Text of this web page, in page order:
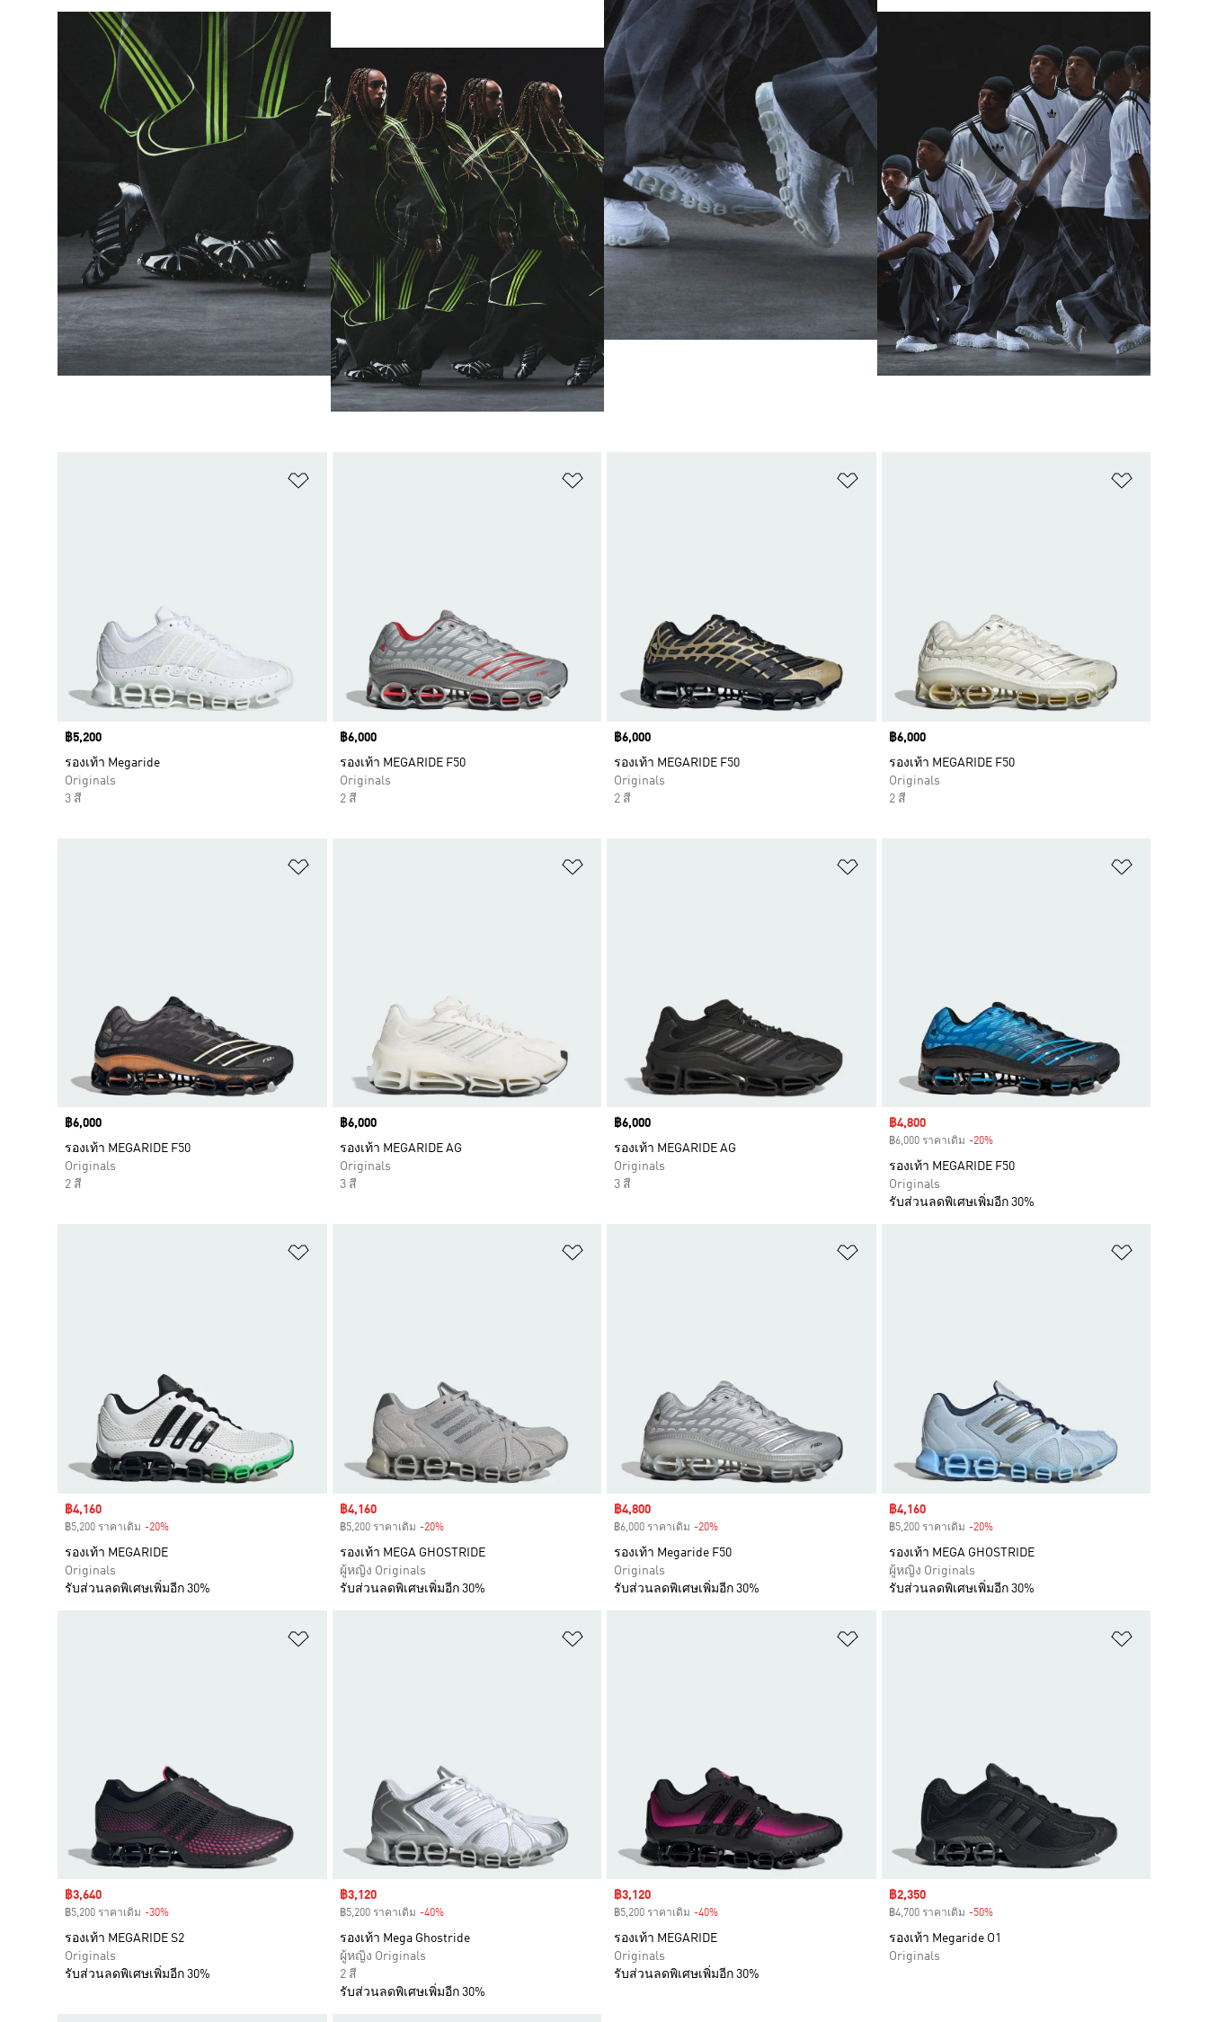
Price
฿5,200
รองเท้า Megaride
Originals
3 สี
Price
฿6,000
รองเท้า MEGARIDE F50
Originals
2 สี
Price
฿6,000
รองเท้า MEGARIDE F50
Originals
2 สี
Price
฿6,000
รองเท้า MEGARIDE F50
Originals
2 สี
Price
฿6,000
รองเท้า MEGARIDE F50
Originals
2 สี
Price
฿6,000
รองเท้า MEGARIDE AG
Originals
3 สี
Price
฿6,000
รองเท้า MEGARIDE AG
Originals
3 สี
Sale price
฿4,800
฿6,000 ราคาเดิม -20%Discount
รองเท้า MEGARIDE F50
Originals
รับส่วนลดพิเศษเพิ่มอีก 30%
Sale price
฿4,160
฿5,200 ราคาเดิม -20%
รองเท้า MEGARIDE
Originals
รับส่วนลดพิเศษเพิ่มอีก 30%
Sale price
฿4,160
฿5,200 ราคาเดิม -20%Discount
รองเท้า MEGA GHOSTRIDE
ผู้หญิง Originals
รับส่วนลดพิเศษเพิ่มอีก 30%
Sale price
฿4,800
฿6,000 ราคาเดิม -20%
รองเท้า Megaride F50
Originals
รับส่วนลดพิเศษเพิ่มอีก 30%
Sale price
฿4,160
฿5,200 ราคาเดิม -20%Discount
รองเท้า MEGA GHOSTRIDE
ผู้หญิง Originals
รับส่วนลดพิเศษเพิ่มอีก 30%
Sale price
฿3,640
฿5,200 ราคาเดิม -30%
รองเท้า MEGARIDE S2
Originals
รับส่วนลดพิเศษเพิ่มอีก 30%
Sale price
฿3,120
฿5,200 ราคาเดิม -40%Discount
รองเท้า Mega Ghostride
ผู้หญิง Originals
2 สี
รับส่วนลดพิเศษเพิ่มอีก 30%
Sale price
฿3,120
฿5,200 ราคาเดิม -40%
รองเท้า MEGARIDE
Originals
รับส่วนลดพิเศษเพิ่มอีก 30%
Sale price
฿2,350
฿4,700 ราคาเดิม -50%Discount
รองเท้า Megaride O1
Originals